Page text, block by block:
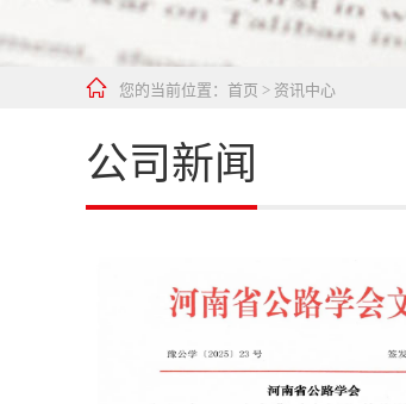
 您的当前位置： 首页 > 资讯中心
公司新闻